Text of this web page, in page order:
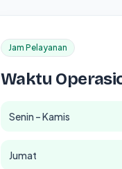
Jam Pelayanan
Waktu
Senin – Kamis
Jumat